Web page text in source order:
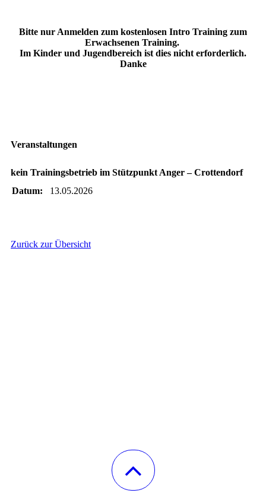
Bitte nur Anmelden zum kostenlosen Intro Training zum
Erwachsenen Training.
Im Kinder und Jugendbereich ist dies nicht erforderlich.
Danke
Veranstaltungen
kein Trainingsbetrieb im Stützpunkt Anger – Crottendorf
Datum:
13.05.2026
Zurück zur Übersicht